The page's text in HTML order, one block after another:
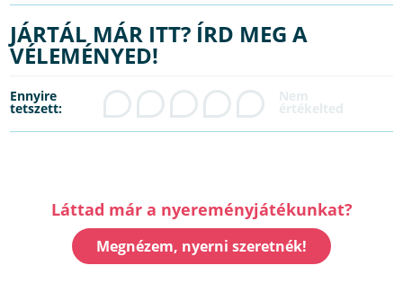
JÁRTÁL MÁR ITT? ÍRD MEG A
VÉLEMÉNYED!
Ennyire
tetszett:
Láttad már a nyereményjátékunkat?
Megnézem, nyerni szeretnék!